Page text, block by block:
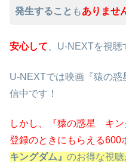
発生すること もありませ
安心して 、U-NEXTを視
U-NEXTでは映画『猿の
信中です！
しかし、『猿の惑星 キン
登録のときにもらえる600
キングダム』 のお得な視